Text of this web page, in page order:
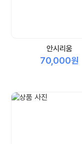
안시리움
70,000원